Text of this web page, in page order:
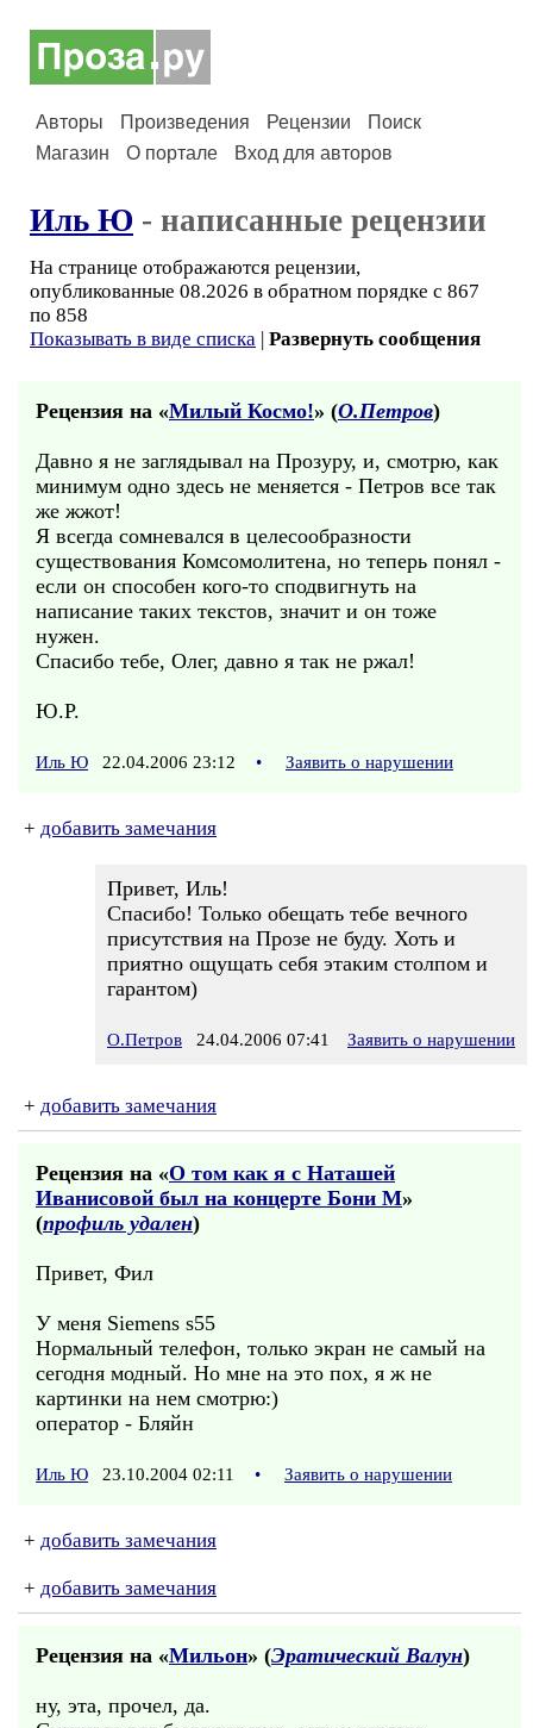
Авторы Произведения Рецензии
Поиск
Магазин
О портале Вход для авторов
Иль Ю - написанные рецензии
На странице отображаются рецензии,
опубликованные 08.2026 в обратном порядке с 867
по 858
Показывать в виде списка | Развернуть сообщения
Рецензия на «Милый Космо!» (О.Петров)
Давно я не заглядывал на Прозуру, и, смотрю, как
минимум одно здесь не меняется - Петров все так
же жжот!
Я всегда сомневался в целесообразности
существования Комсомолитена, но теперь понял -
если он способен кого-то сподвигнуть на
написание таких текстов, значит и он тоже
нужен.
Спасибо тебе, Олег, давно я так не ржал!
Ю.Р.
Иль Ю 22.04.2006 23:12 • Заявить о нарушении
+ добавить замечания
Привет, Иль!
Спасибо! Только обещать тебе вечного
присутствия на Прозе не буду. Хоть и
приятно ощущать себя этаким столпом и
гарантом)
О.Петров 24.04.2006 07:41 Заявить о нарушении
+ добавить замечания
Рецензия на «О том как я с Наташей
Иванисовой был на концерте Бони М»
(профиль удален)
Привет, Фил
У меня Siemens s55
Нормальный телефон, только экран не самый на
сегодня модный. Но мне на это пох, я ж не
картинки на нем смотрю:)
оператор - Бляйн
Иль Ю 23.10.2004 02:11 • Заявить о нарушении
+ добавить замечания
+ добавить замечания
Рецензия на «Мильон» (Эратический Валун)
ну, эта, прочел, да.